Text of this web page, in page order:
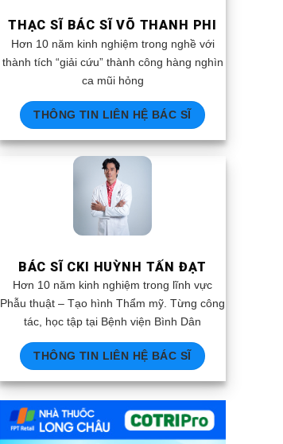
THẠC SĨ BÁC SĨ VÕ THANH PHI
Hơn 10 năm kinh nghiệm trong nghề với
thành tích “giải cứu” thành công hàng nghìn
ca mũi hỏng
THÔNG TIN LIÊN HỆ BÁC SĨ
BÁC SĨ CKI HUỲNH TẤN ĐẠT
Hơn 10 năm kinh nghiệm trong lĩnh vực
Phẫu thuật – Tạo hình Thẩm mỹ. Từng công
tác, học tập tại Bệnh viện Bình Dân
THÔNG TIN LIÊN HỆ BÁC SĨ